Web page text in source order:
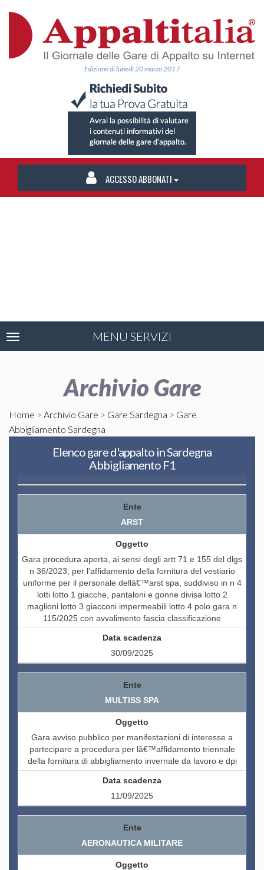
Edizione di lunedì 20 marzo 2017
ACCESSO ABBONATI
MENU SERVIZI
Toggle
navigation
Archivio Gare
Home > Archivio Gare > Gare Sardegna > Gare
Abbigliamento Sardegna
Elenco gare d'appalto in Sardegna
Abbigliamento F1
ARST
Gara procedura aperta, ai sensi degli artt 71 e 155 del dlgs
n 36/2023, per l'affidamento della fornitura del vestiario
uniforme per il personale dellâ€™arst spa, suddiviso in n 4
lotti lotto 1 giacche, pantaloni e gonne divisa lotto 2
maglioni lotto 3 giacconi impermeabili lotto 4 polo gara n
115/2025 con avvalimento fascia classificazione
30/09/2025
MULTISS SPA
Gara avviso pubblico per manifestazioni di interesse a
partecipare a procedura per lâ€™affidamento triennale
della fornitura di abbigliamento invernale da lavoro e dpi
11/09/2025
AERONAUTICA MILITARE